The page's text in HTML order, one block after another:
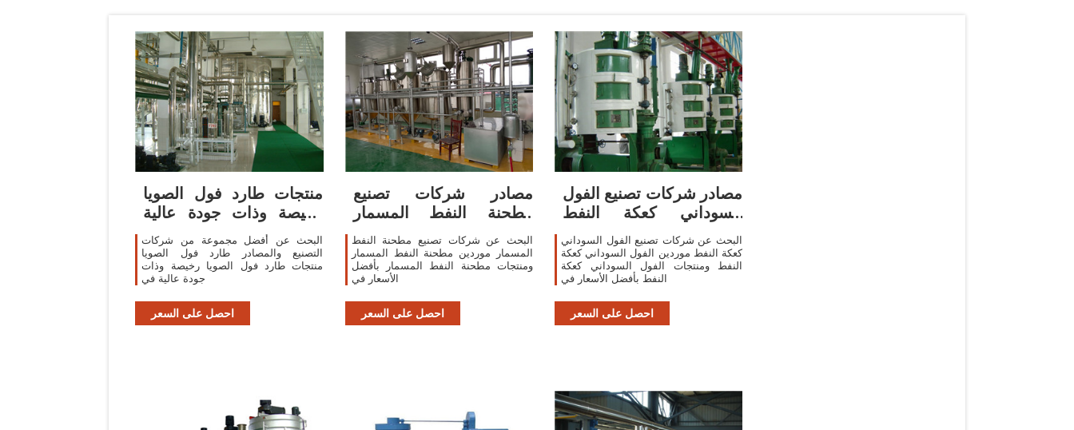
منتجات طارد فول الصويا
رخيصة وذات جودة عالية
طارد فول
البحث عن أفضل مجموعة من شركات
التصنيع والمصادر طارد فول الصويا
منتجات طارد فول الصويا رخيصة وذات
جودة عالية في
احصل على السعر
مصادر شركات تصنيع
مطحنة النفط المسمار
ومطحنة النفط
البحث عن شركات تصنيع مطحنة النفط
المسمار موردين مطحنة النفط المسمار
ومنتجات مطحنة النفط المسمار بأفضل
الأسعار في
احصل على السعر
مصادر شركات تصنيع الفول
السوداني كعكة النفط
والفول
البحث عن شركات تصنيع الفول السوداني
كعكة النفط موردين الفول السوداني كعكة
النفط ومنتجات الفول السوداني كعكة
النفط بأفضل الأسعار في
احصل على السعر